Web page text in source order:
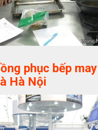
phục bếp
Hà Nội